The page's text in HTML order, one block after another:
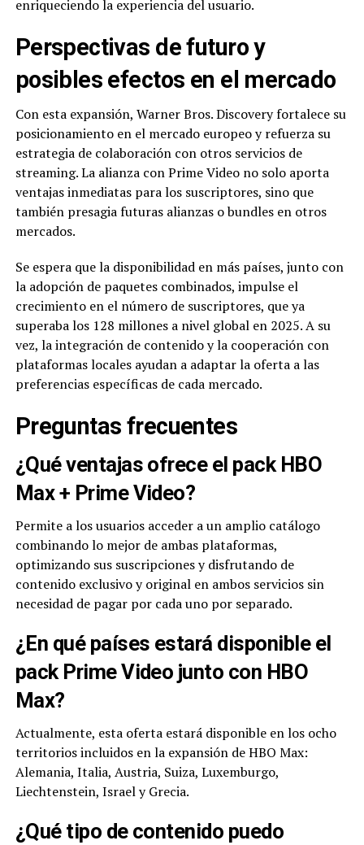
enriqueciendo la experiencia del usuario.
Perspectivas de futuro y
posibles efectos en el mercado
Con esta expansión, Warner Bros. Discovery fortalece su
posicionamiento en el mercado europeo y refuerza su
estrategia de colaboración con otros servicios de
streaming. La alianza con Prime Video no solo aporta
ventajas inmediatas para los suscriptores, sino que
también presagia futuras alianzas o bundles en otros
mercados.
Se espera que la disponibilidad en más países, junto con
la adopción de paquetes combinados, impulse el
crecimiento en el número de suscriptores, que ya
superaba los 128 millones a nivel global en 2025. A su
vez, la integración de contenido y la cooperación con
plataformas locales ayudan a adaptar la oferta a las
preferencias específicas de cada mercado.
Preguntas frecuentes
¿Qué ventajas ofrece el pack HBO
Max + Prime Video?
Permite a los usuarios acceder a un amplio catálogo
combinando lo mejor de ambas plataformas,
optimizando sus suscripciones y disfrutando de
contenido exclusivo y original en ambos servicios sin
necesidad de pagar por cada uno por separado.
¿En qué países estará disponible el
pack Prime Video junto con HBO
Max?
Actualmente, esta oferta estará disponible en los ocho
territorios incluidos en la expansión de HBO Max:
Alemania, Italia, Austria, Suiza, Luxemburgo,
Liechtenstein, Israel y Grecia.
¿Qué tipo de contenido puedo